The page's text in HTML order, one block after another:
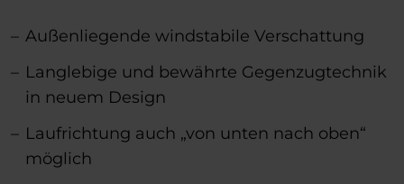
Außenliegende windstabile Verschattung
Langlebige und bewährte Gegenzugtechnik
in neuem Design
Laufrichtung auch „von unten nach oben“
möglich